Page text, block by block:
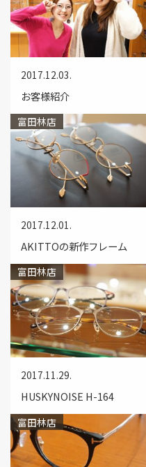
2017.12.03.
お客様紹介
富田林店
2017.12.01.
AKITTOの新作フレーム
富田林店
2017.11.29.
HUSKYNOISE H-164
富田林店